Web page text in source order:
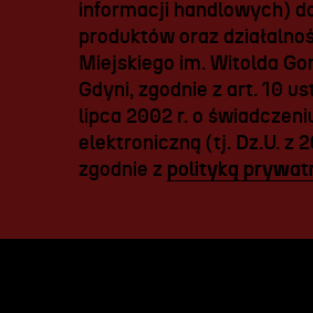
informacji handlowych)
produktów oraz
Miejskiego im. Witolda
Gdyni, zgodnie z art. 10
lipca 2002 r. o
elektroniczną (tj. Dz.U. z
zgodnie z polityką